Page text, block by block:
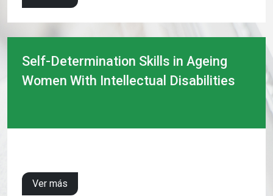
Self-Determination Skills in Ageing
Women With Intellectual Disabilities
Ver más